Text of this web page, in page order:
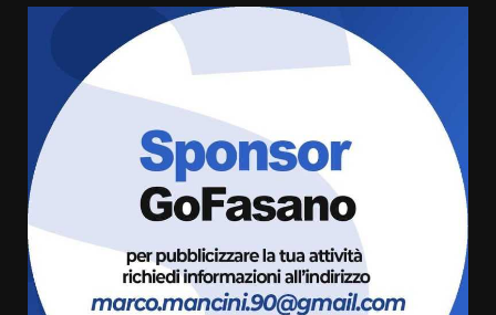
Fasanese ferito a colpi di arma
da fuoco
6 Agosto 2026 18:13